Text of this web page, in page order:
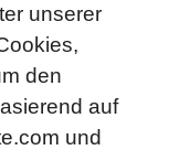
unserer
den
auf
und